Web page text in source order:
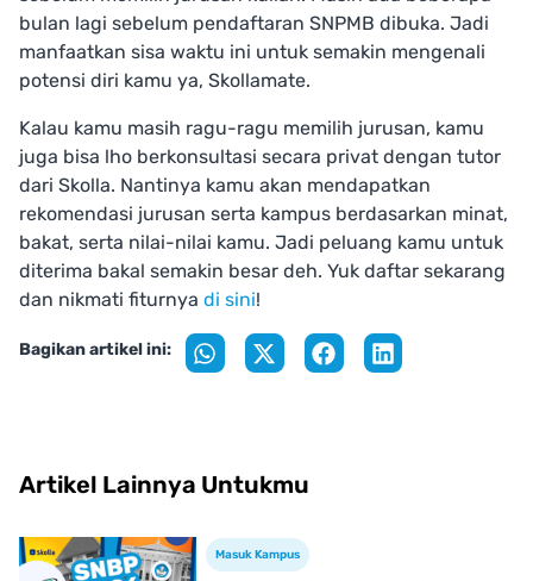
bulan lagi sebelum pendaftaran SNPMB dibuka. Jadi
manfaatkan sisa waktu ini untuk semakin mengenali
potensi diri kamu ya, Skollamate.
Kalau kamu masih ragu-ragu memilih jurusan, kamu
juga bisa lho berkonsultasi secara privat dengan tutor
dari Skolla. Nantinya kamu akan mendapatkan
rekomendasi jurusan serta kampus berdasarkan minat,
bakat, serta nilai-nilai kamu. Jadi peluang kamu untuk
diterima bakal semakin besar deh. Yuk daftar sekarang
dan nikmati fiturnya di sini!
Bagikan artikel ini:
Artikel Lainnya Untukmu
Masuk Kampus